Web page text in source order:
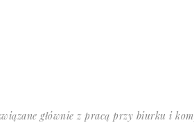
głównie z pracą przy biurku i